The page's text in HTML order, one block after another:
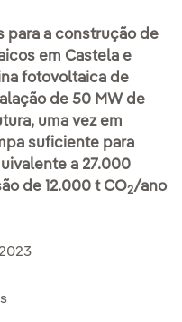
para a construção de
em Castela e
fotovoltaica de
de 50 MW de
uma vez em
suficiente para
a 27.000
de 12.000 t CO2/ano